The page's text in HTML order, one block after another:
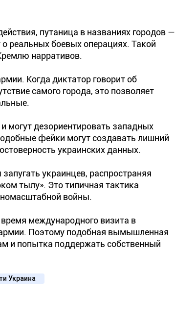
путаница в названиях городов —
о реальных боевых операциях. Такой
нарративов.
Когда диктатор говорит об
самого города, это позволяет
дезориентировать западных
фейки могут создавать лишний
украинских данных.
украинцев, распространяя
тылу». Это типичная тактика
войны.
международного визита в
армии. Поэтому подобная вымышленная
и попытка поддержать собственный
Украина